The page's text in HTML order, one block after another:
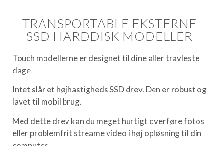
TRANSPORTABLE EKSTERNE
SSD HARDDISK MODELLER
Touch modellerne er designet til dine aller travleste
dage.
Intet slår et højhastigheds SSD drev. Den er robust og
lavet til mobil brug.
Med dette drev kan du meget hurtigt overføre fotos
eller problemfrit streame video i høj opløsning til din